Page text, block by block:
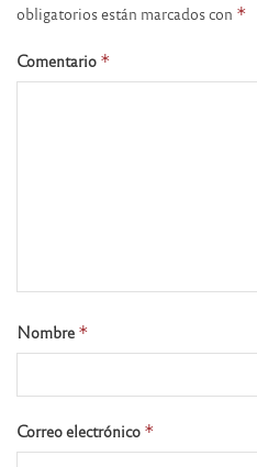
obligatorios están marcados con *
Comentario *
Nombre *
Correo electrónico *